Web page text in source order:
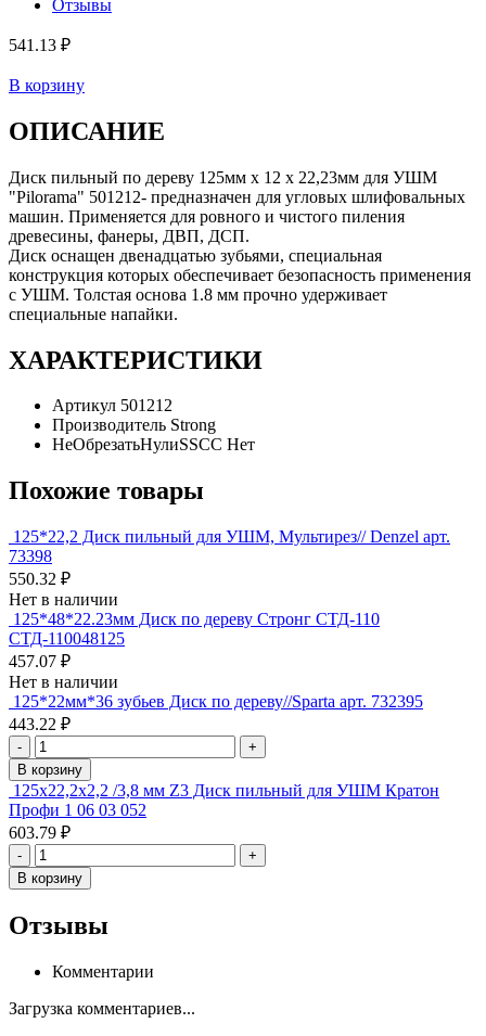
Отзывы
541.13 ₽
В корзину
ОПИСАНИЕ
Диск пильный по дереву 125мм х 12 х 22,23мм для УШМ
"Pilorama" 501212- предназначен для угловых шлифовальных
машин. Применяется для ровного и чистого пиления
древесины, фанеры, ДВП, ДСП.
Диск оснащен двенадцатью зубьями, специальная
конструкция которых обеспечивает безопасность применения
с УШМ. Толстая основа 1.8 мм прочно удерживает
специальные напайки.
ХАРАКТЕРИСТИКИ
Артикул 501212
Производитель Strong
НеОбрезатьНулиSSCC Нет
Похожие товары
125*22,2 Диск пильный для УШМ, Мультирез// Denzel арт.
73398
550.32 ₽
Нет в наличии
125*48*22.23мм Диск по дереву Стронг СТД-110
СТД-110048125
457.07 ₽
Нет в наличии
125*22мм*36 зубьев Диск по дереву//Sparta арт. 732395
443.22 ₽
-
+
В корзину
125х22,2х2,2 /3,8 мм Z3 Диск пильный для УШМ Кратон
Профи 1 06 03 052
603.79 ₽
-
+
В корзину
Отзывы
Комментарии
Загрузка комментариев...